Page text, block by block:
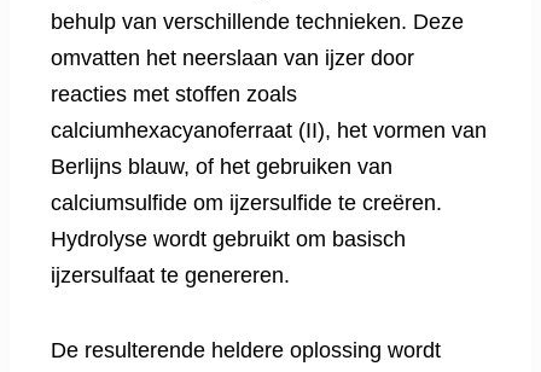
behulp van verschillende technieken. Deze
omvatten het neerslaan van ijzer door
reacties met stoffen zoals
calciumhexacyanoferraat (II), het vormen van
Berlijns blauw, of het gebruiken van
calciumsulfide om ijzersulfide te creëren.
Hydrolyse wordt gebruikt om basisch
ijzersulfaat te genereren.
De resulterende heldere oplossing wordt